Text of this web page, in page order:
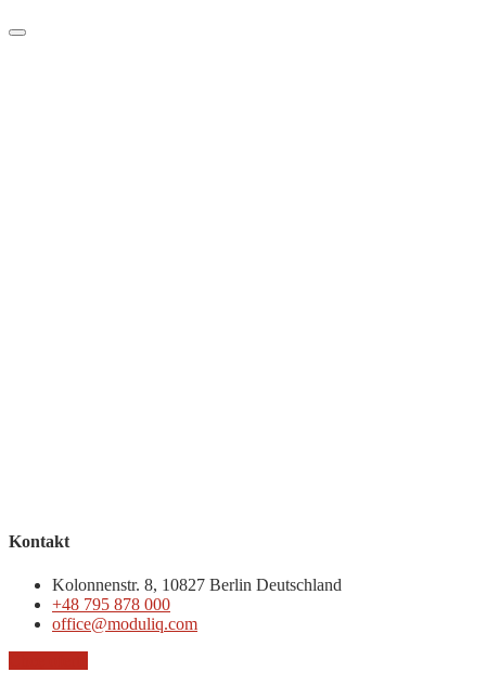
Kontakt
Kolonnenstr. 8, 10827 Berlin Deutschland
+48 795 878 000
office@moduliq.com